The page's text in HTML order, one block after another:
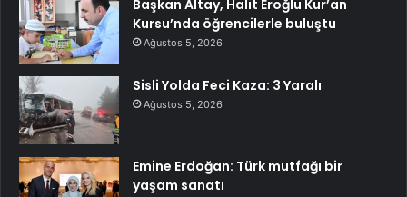
Başkan Altay, Halit Eroğlu Kur’an
Kursu’nda öğrencilerle buluştu
Ağustos 5, 2026
Sisli Yolda Feci Kaza: 3 Yaralı
Ağustos 5, 2026
Emine Erdoğan: Türk mutfağı bir
yaşam sanatı